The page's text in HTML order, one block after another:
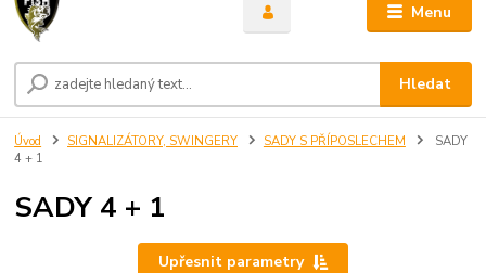
Menu
Hledat
Úvod SIGNALIZÁTORY, SWINGERY SADY S PŘÍPOSLECHEM
SADY
4 + 1
SADY 4 + 1
Upřesnit parametry